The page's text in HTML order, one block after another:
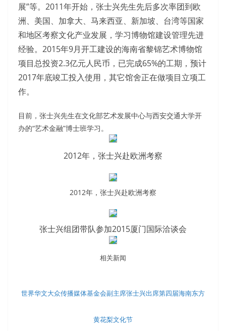
展”等。2011年开始，张士兴先生先后多次率团到欧
洲、美国、加拿大、马来西亚、新加坡、台湾等国家
和地区考察文化产业发展，学习博物馆建设管理先进
经验。2015年9月开工建设的海南省黎锦艺术博物馆
项目总投资2.3亿元人民币，已完成65%的工期，预计
2017年底竣工投入使用，其它馆舍正在做项目立项工
作。
目前，张士兴先生在文化部艺术发展中心与西安交通大学开
办的“艺术金融”博士班学习。
2012年，张士兴赴欧洲考察
2012年，张士兴赴欧洲考察
张士兴组团带队参加2015厦门国际洽谈会
相关新闻
世界华文大众传播媒体基金会副主席张士兴出席第四届海南东方
黄花梨文化节